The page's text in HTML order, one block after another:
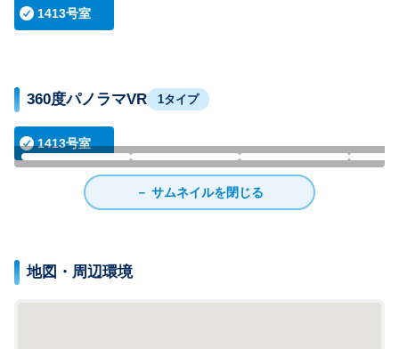
1413号室
360度パノラマVR 1タイプ
1413号室
居室 キッチン 風呂
－ サムネイルを閉じる
地図・周辺環境